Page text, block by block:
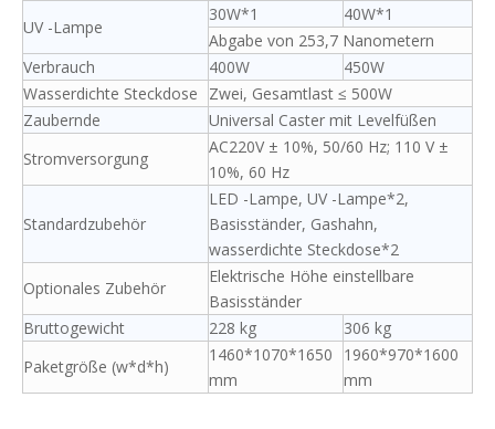
UV -Lampe
30W*1
40W*1
Abgabe von 253,7 Nanometern
Verbrauch
400W
450W
Wasserdichte Steckdose
Zwei, Gesamtlast ≤ 500W
Zaubernde
Universal Caster mit Levelfüßen
Stromversorgung
AC220V ± 10%, 50/60 Hz; 110 V ±
10%, 60 Hz
Standardzubehör
LED -Lampe, UV -Lampe*2,
Basisständer, Gashahn,
wasserdichte Steckdose*2
Optionales Zubehör
Elektrische Höhe einstellbare
Basisständer
Bruttogewicht
228 kg
306 kg
Paketgröße (w*d*h)
1460*1070*1650
mm
1960*970*1600
mm